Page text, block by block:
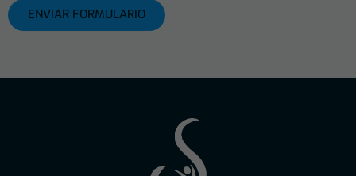
ENVIAR FORMULARIO